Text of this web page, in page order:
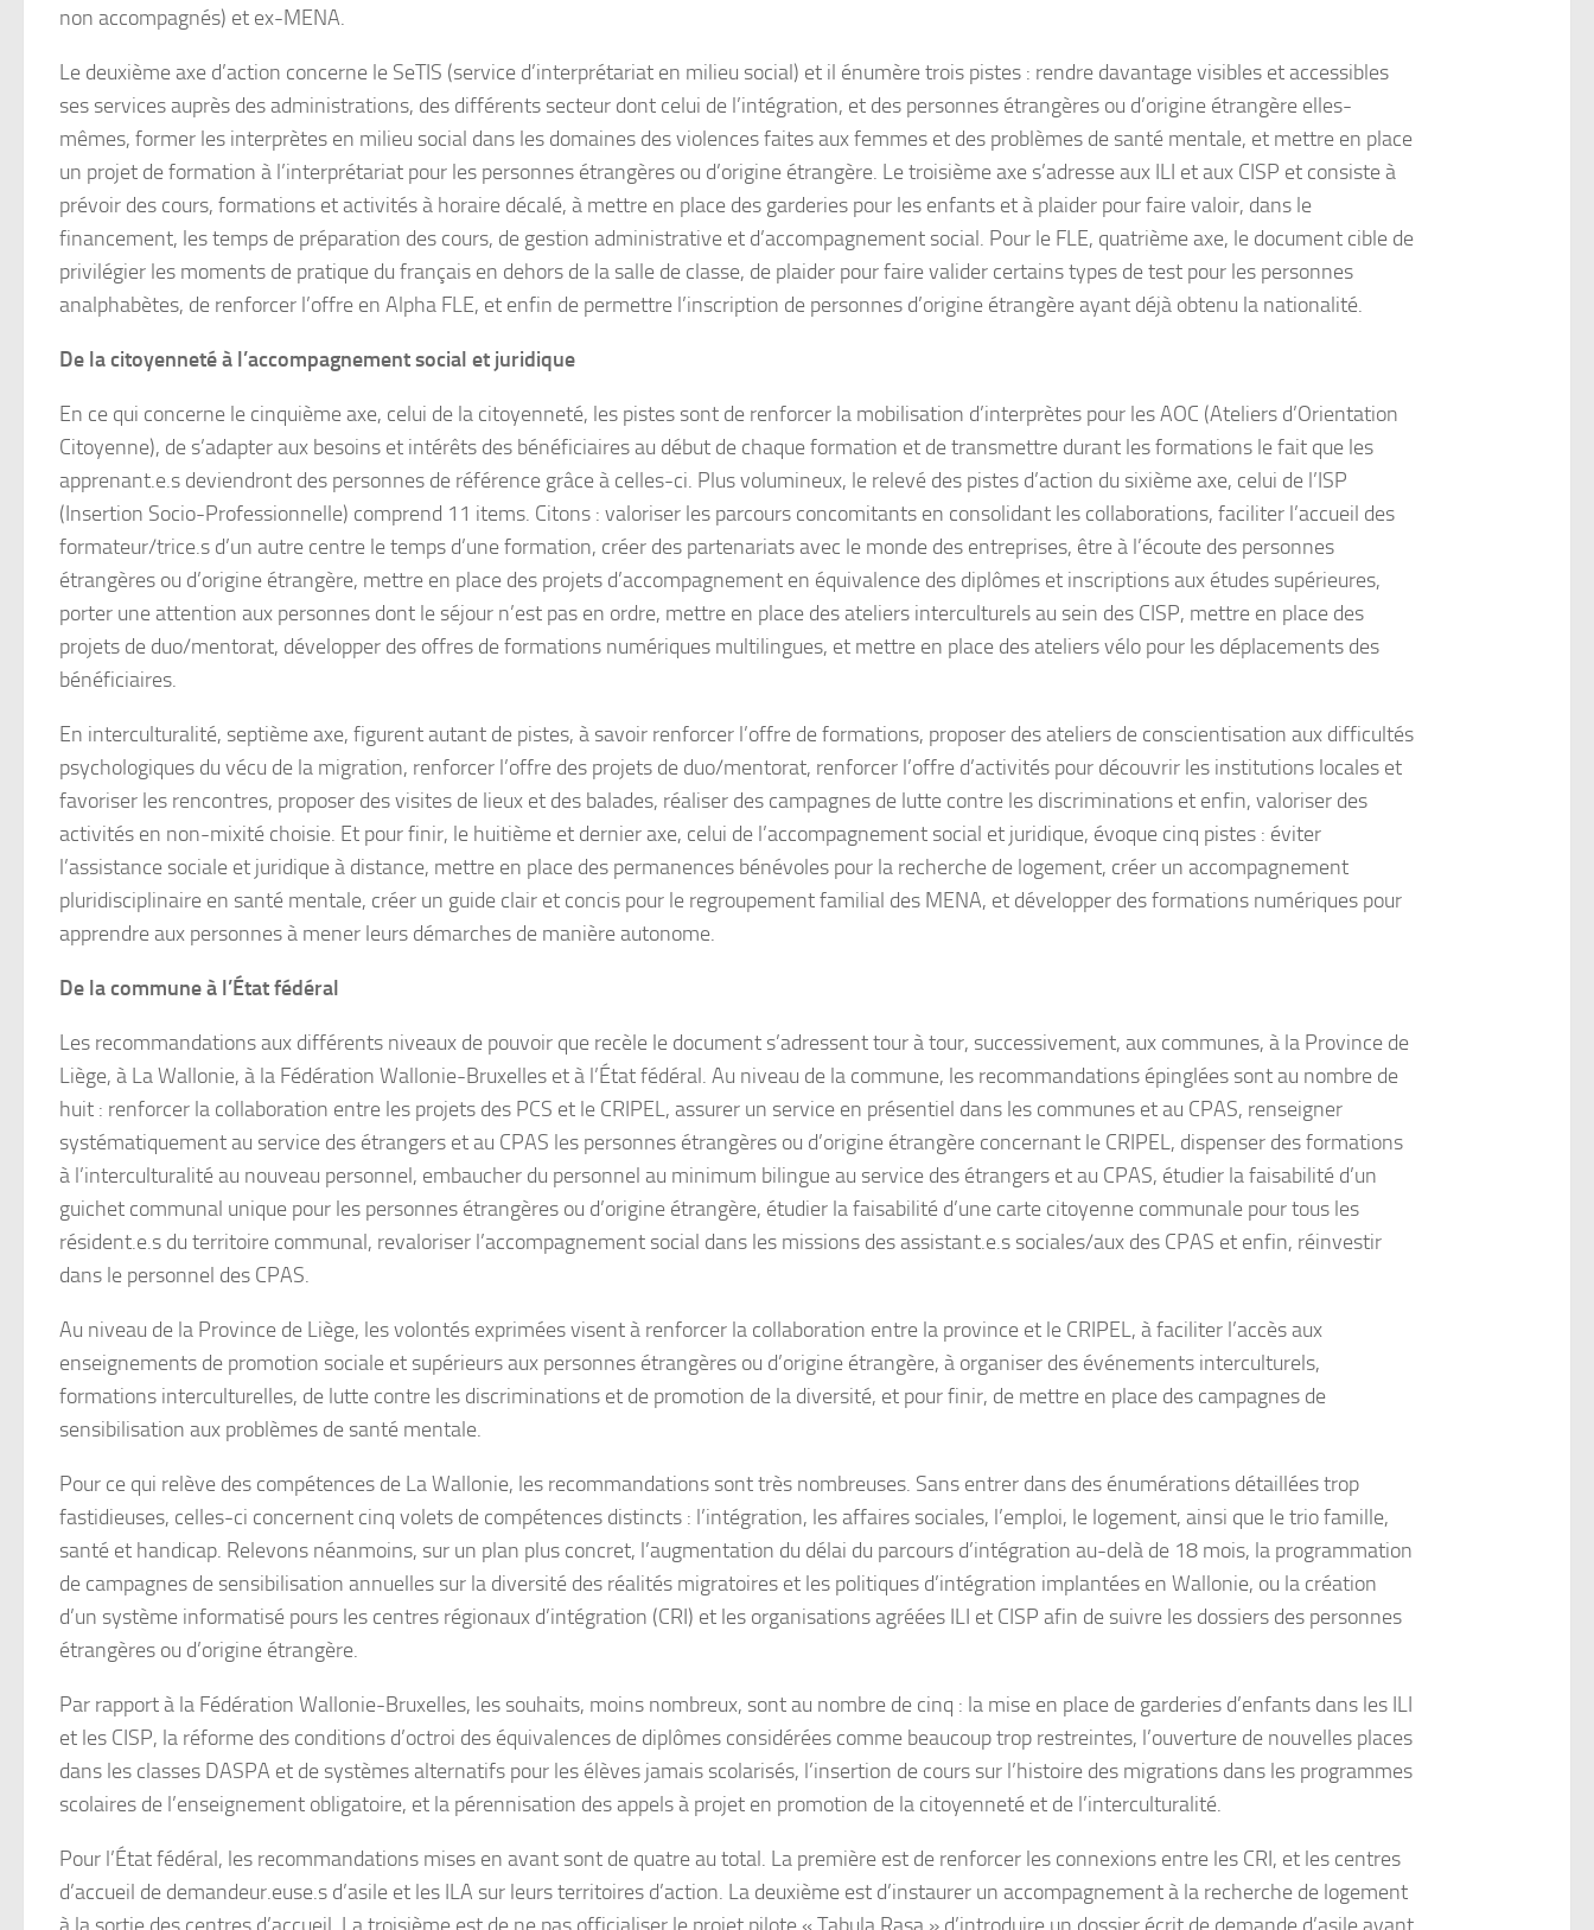
non accompagnés) et ex-MENA.
Le deuxième axe d’action concerne le SeTIS (service d’interprétariat en milieu social) et il énumère trois pistes : rendre davantage visibles et accessibles
ses services auprès des administrations, des différents secteur dont celui de l’intégration, et des personnes étrangères ou d’origine étrangère elles-
mêmes, former les interprètes en milieu social dans les domaines des violences faites aux femmes et des problèmes de santé mentale, et mettre en place
un projet de formation à l’interprétariat pour les personnes étrangères ou d’origine étrangère. Le troisième axe s’adresse aux ILI et aux CISP et consiste à
prévoir des cours, formations et activités à horaire décalé, à mettre en place des garderies pour les enfants et à plaider pour faire valoir, dans le
financement, les temps de préparation des cours, de gestion administrative et d’accompagnement social. Pour le FLE, quatrième axe, le document cible de
privilégier les moments de pratique du français en dehors de la salle de classe, de plaider pour faire valider certains types de test pour les personnes
analphabètes, de renforcer l’offre en Alpha FLE, et enfin de permettre l’inscription de personnes d’origine étrangère ayant déjà obtenu la nationalité.
De la citoyenneté à l’accompagnement social et juridique
En ce qui concerne le cinquième axe, celui de la citoyenneté, les pistes sont de renforcer la mobilisation d’interprètes pour les AOC (Ateliers d’Orientation
Citoyenne), de s’adapter aux besoins et intérêts des bénéficiaires au début de chaque formation et de transmettre durant les formations le fait que les
apprenant.e.s deviendront des personnes de référence grâce à celles-ci. Plus volumineux, le relevé des pistes d’action du sixième axe, celui de l’ISP
(Insertion Socio-Professionnelle) comprend 11 items. Citons : valoriser les parcours concomitants en consolidant les collaborations, faciliter l’accueil des
formateur/trice.s d’un autre centre le temps d’une formation, créer des partenariats avec le monde des entreprises, être à l’écoute des personnes
étrangères ou d’origine étrangère, mettre en place des projets d’accompagnement en équivalence des diplômes et inscriptions aux études supérieures,
porter une attention aux personnes dont le séjour n’est pas en ordre, mettre en place des ateliers interculturels au sein des CISP, mettre en place des
projets de duo/mentorat, développer des offres de formations numériques multilingues, et mettre en place des ateliers vélo pour les déplacements des
bénéficiaires.
En interculturalité, septième axe, figurent autant de pistes, à savoir renforcer l’offre de formations, proposer des ateliers de conscientisation aux difficultés
psychologiques du vécu de la migration, renforcer l’offre des projets de duo/mentorat, renforcer l’offre d’activités pour découvrir les institutions locales et
favoriser les rencontres, proposer des visites de lieux et des balades, réaliser des campagnes de lutte contre les discriminations et enfin, valoriser des
activités en non-mixité choisie. Et pour finir, le huitième et dernier axe, celui de l’accompagnement social et juridique, évoque cinq pistes : éviter
l’assistance sociale et juridique à distance, mettre en place des permanences bénévoles pour la recherche de logement, créer un accompagnement
pluridisciplinaire en santé mentale, créer un guide clair et concis pour le regroupement familial des MENA, et développer des formations numériques pour
apprendre aux personnes à mener leurs démarches de manière autonome.
De la commune à l’État fédéral
Les recommandations aux différents niveaux de pouvoir que recèle le document s’adressent tour à tour, successivement, aux communes, à la Province de
Liège, à La Wallonie, à la Fédération Wallonie-Bruxelles et à l’État fédéral. Au niveau de la commune, les recommandations épinglées sont au nombre de
huit : renforcer la collaboration entre les projets des PCS et le CRIPEL, assurer un service en présentiel dans les communes et au CPAS, renseigner
systématiquement au service des étrangers et au CPAS les personnes étrangères ou d’origine étrangère concernant le CRIPEL, dispenser des formations
à l’interculturalité au nouveau personnel, embaucher du personnel au minimum bilingue au service des étrangers et au CPAS, étudier la faisabilité d’un
guichet communal unique pour les personnes étrangères ou d’origine étrangère, étudier la faisabilité d’une carte citoyenne communale pour tous les
résident.e.s du territoire communal, revaloriser l’accompagnement social dans les missions des assistant.e.s sociales/aux des CPAS et enfin, réinvestir
dans le personnel des CPAS.
Au niveau de la Province de Liège, les volontés exprimées visent à renforcer la collaboration entre la province et le CRIPEL, à faciliter l’accès aux
enseignements de promotion sociale et supérieurs aux personnes étrangères ou d’origine étrangère, à organiser des événements interculturels,
formations interculturelles, de lutte contre les discriminations et de promotion de la diversité, et pour finir, de mettre en place des campagnes de
sensibilisation aux problèmes de santé mentale.
Pour ce qui relève des compétences de La Wallonie, les recommandations sont très nombreuses. Sans entrer dans des énumérations détaillées trop
fastidieuses, celles-ci concernent cinq volets de compétences distincts : l’intégration, les affaires sociales, l’emploi, le logement, ainsi que le trio famille,
santé et handicap. Relevons néanmoins, sur un plan plus concret, l’augmentation du délai du parcours d’intégration au-delà de 18 mois, la programmation
de campagnes de sensibilisation annuelles sur la diversité des réalités migratoires et les politiques d’intégration implantées en Wallonie, ou la création
d’un système informatisé pours les centres régionaux d’intégration (CRI) et les organisations agréées ILI et CISP afin de suivre les dossiers des personnes
étrangères ou d’origine étrangère.
Par rapport à la Fédération Wallonie-Bruxelles, les souhaits, moins nombreux, sont au nombre de cinq : la mise en place de garderies d’enfants dans les ILI
et les CISP, la réforme des conditions d’octroi des équivalences de diplômes considérées comme beaucoup trop restreintes, l’ouverture de nouvelles places
dans les classes DASPA et de systèmes alternatifs pour les élèves jamais scolarisés, l’insertion de cours sur l’histoire des migrations dans les programmes
scolaires de l’enseignement obligatoire, et la pérennisation des appels à projet en promotion de la citoyenneté et de l’interculturalité.
Pour l’État fédéral, les recommandations mises en avant sont de quatre au total. La première est de renforcer les connexions entre les CRI, et les centres
d’accueil de demandeur.euse.s d’asile et les ILA sur leurs territoires d’action. La deuxième est d’instaurer un accompagnement à la recherche de logement